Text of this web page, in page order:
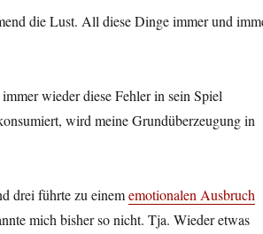
die Lust. All diese Dinge immer und
wieder diese Fehler in sein Spiel
wird meine Grundüberzeugung in
drei führte zu einememotionalen Ausbruch
mich bisher so nicht. Tja. Wieder etwas